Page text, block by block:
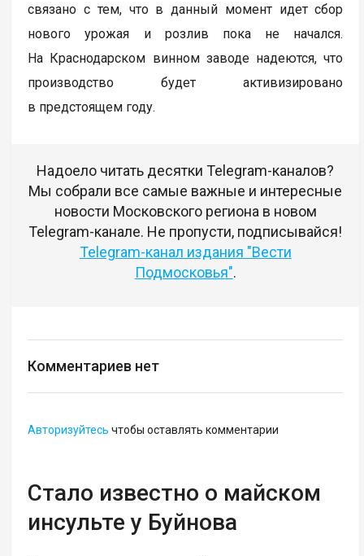
связано с тем, что в данный момент идет сбор
нового урожая и розлив пока не начался.
На Краснодарском винном заводе надеются, что
производство будет активизировано
в предстоящем году.
Надоело читать десятки Telegram-каналов?
Мы собрали все самые важные и интересные
новости Московского региона в новом
Telegram-канале. Не пропусти, подписывайся!
Telegram-канал издания "Вести
Подмосковья".
Комментариев нет
Авторизуйтесь чтобы оставлять комментарии
Стало известно о майском
инсульте у Буйнова